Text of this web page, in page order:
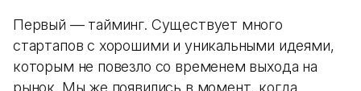
Первый — тайминг. Существует много
стартапов с хорошими и уникальными идеями,
которым не повезло со временем выхода на
рынок. Мы же появились в момент, когда